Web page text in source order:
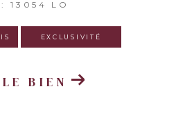
: 13054 LO
EXCLUSIVITÉ
BIEN